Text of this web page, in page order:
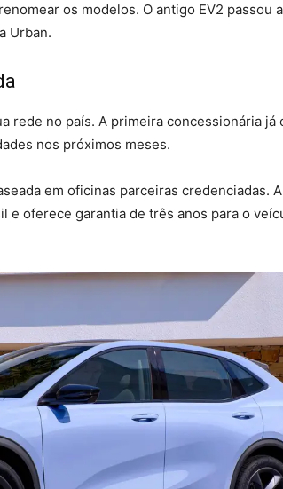
os modelos. O antigo EV2 passou
Urban.
rede no país. A primeira concessionária já
nos próximos meses.
em oficinas parceiras credenciadas.
e oferece garantia de três anos para o